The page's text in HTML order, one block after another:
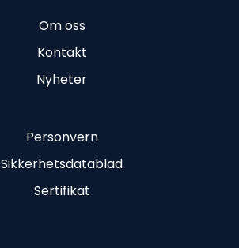
Om oss
Kontakt
Nyheter
Personvern
Sikkerhetsdatablad
Sertifikat